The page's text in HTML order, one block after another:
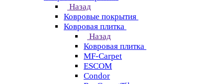
Назад
Ковровые покрытия
Ковровая плитка
Назад
Ковровая плитка
MF-Carpet
ESCOM
Condor